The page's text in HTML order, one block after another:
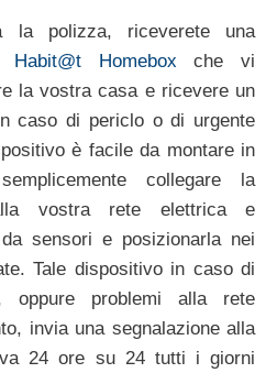
la polizza, riceverete una
Habit@t Homebox che vi
la vostra casa e ricevere un
caso di periclo o di urgente
è facile da montare in
collegare la
vostra rete elettrica e
sensori e posizionarla nei
Tale dispositivo in caso di
oppure problemi alla rete
invia una segnalazione alla
24 ore su 24 tutti i giorni